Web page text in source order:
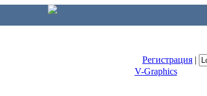
Регистрация |
V-Graphics